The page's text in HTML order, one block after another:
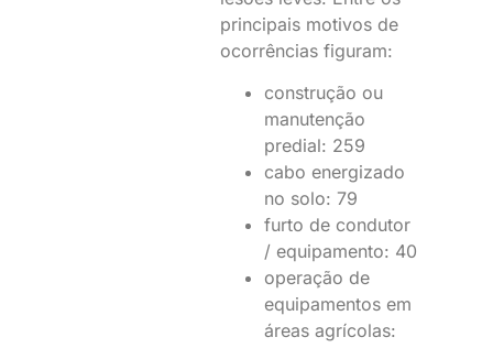
principais motivos de
ocorrências figuram:
construção ou
manutenção
predial: 259
cabo energizado
no solo: 79
furto de condutor
/ equipamento: 40
operação de
equipamentos em
áreas agrícolas: